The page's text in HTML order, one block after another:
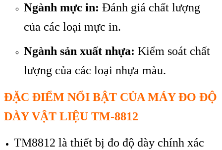
Ngành mực in: Đánh giá chất lượng
của các loại mực in.
Ngành sản xuất nhựa: Kiểm soát chất
lượng của các loại nhựa màu.
ĐẶC ĐIỂM NỔI BẬT CỦA MÁY ĐO ĐỘ
DÀY VẬT LIỆU TM-8812
TM8812 là thiết bị đo độ dày chính xác